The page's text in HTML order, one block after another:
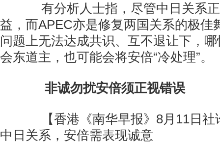
有分析人士指，尽管中日关系正
益，而APEC亦是修复两国关系的极佳
问题上无法达成共识、互不退让下，
会东道主，也可能会将安倍“冷处理”。
非诚勿扰安倍须正视错误
【香港《南华早报》8月11日社
中日关系，安倍需表现诚意